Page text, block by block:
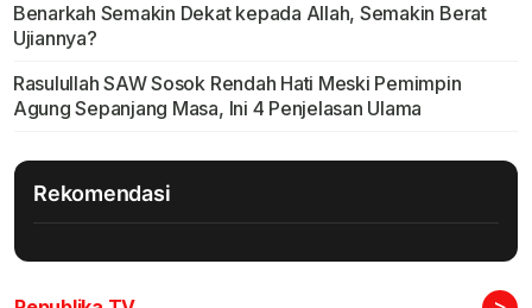
Benarkah Semakin Dekat kepada Allah, Semakin Berat
Ujiannya?
Rasulullah SAW Sosok Rendah Hati Meski Pemimpin
Agung Sepanjang Masa, Ini 4 Penjelasan Ulama
Rekomendasi